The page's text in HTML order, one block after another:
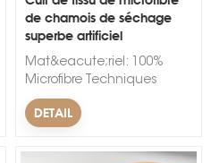
de chamois de séchage
superbe artificiel
chromatique
Mat&eacute;riel: 100%
Microfibre Techniques
d'accompagnement&nbsp;:
Non-tiss&eacute; Largeur:
1 mm. Couleur: Noir, Blanc,
DETAIL